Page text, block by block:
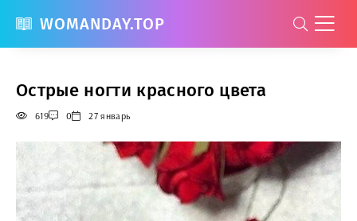
WOMANDAY.TOP
Острые ногти красного цвета
619 0 27 январь